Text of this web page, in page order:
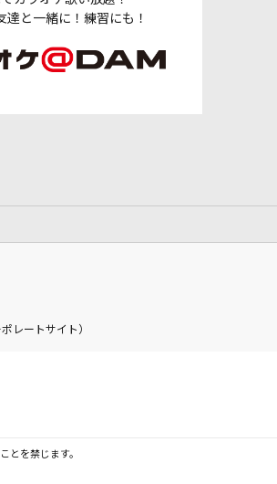
達と一緒に！練習にも！
レートサイト）
とを禁じます。